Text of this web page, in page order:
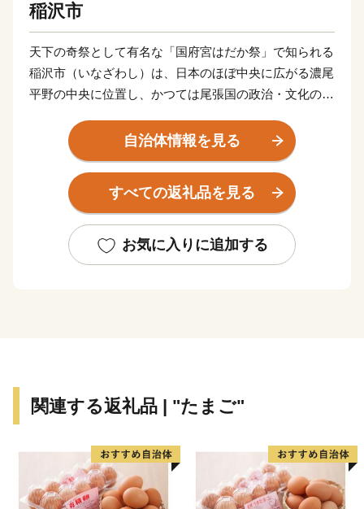
稲沢市
天下の奇祭として有名な「国府宮はだか祭」で知られる
稲沢市（いなざわし）は、日本のほぼ中央に広がる濃尾
平野の中央に位置し、かつては尾張国の政治・文化の中
江戸時代には東海道と中山道を結ぶ美濃路の宿場町とし
てにぎわいました。そのため、市内各地には、かつての
稲沢の隆盛を今に伝える史跡や文化財が数多く残されて
市域の西に接する木曽川によって堆積された肥よくな土
壌と温和な気候を生かし、古くから野菜、植木・苗木等
しやすいまちです。
また、「子育て・教育は稲沢で！」をキャッチコピー
に、子育て・教育のためのより良い環境づくりを進めて
います。
自治体情報を見る
すべての返礼品を見る
お気に入りに追加する
関連する返礼品 | "たまご"